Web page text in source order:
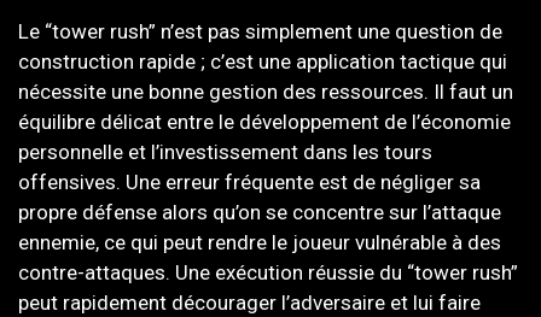
Le “tower rush” n’est pas simplement une question de
construction rapide ; c’est une application tactique qui
nécessite une bonne gestion des ressources. Il faut un
équilibre délicat entre le développement de l’économie
personnelle et l’investissement dans les tours
offensives. Une erreur fréquente est de négliger sa
propre défense alors qu’on se concentre sur l’attaque
ennemie, ce qui peut rendre le joueur vulnérable à des
contre-attaques. Une exécution réussie du “tower rush”
peut rapidement décourager l’adversaire et lui faire